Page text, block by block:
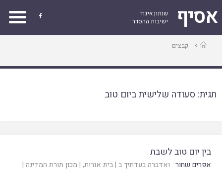
אסיף
שנתון איגוד
ישיבות ההסדר

עמודקבצים
תגית: סעודה שלישית ביום טוב
בין יום טוב לשבת
אפרים שחור ואדברה בעדתיך ב |בית אורות, | מכון תורת המדינה |